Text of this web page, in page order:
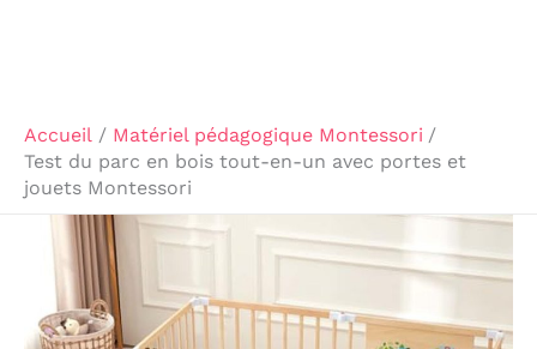
Accueil
Matériel pédagogique Montessori
Test du parc en bois tout-en-un avec portes et
jouets Montessori